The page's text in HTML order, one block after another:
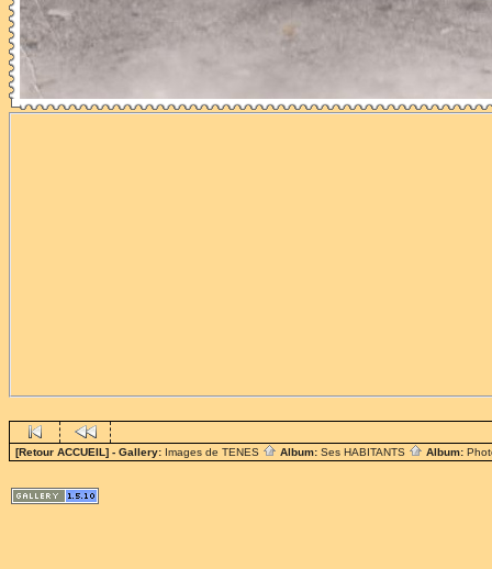
[Retour ACCUEIL] - Gallery: Images de TENES Album: Ses HABITANTS Album: